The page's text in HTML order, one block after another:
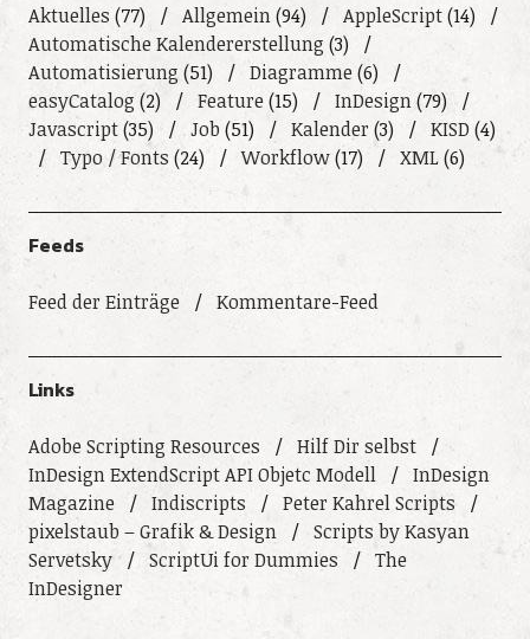
Aktuelles (77) Allgemein(94) AppleScript(14)
Automatische Kalendererstellung (3)
Automatisierung (51) Diagramme (6)
easyCatalog (2) Feature(15) InDesign(79)
Javascript(35) Job(51) Kalender (3) KISD (4)
Typo / Fonts (24) Workflow(17) XML(6)
Feeds
Feed der Einträge Kommentare-Feed
Links
Adobe Scripting Resources
Hilf Dir selbst
InDesign ExtendScript API Objetc Modell
InDesign
Magazine
Indiscripts
Peter Kahrel Scripts
pixelstaub – Grafik & Design
Scripts by Kasyan
Servetsky
ScriptUi for Dummies
The
InDesigner